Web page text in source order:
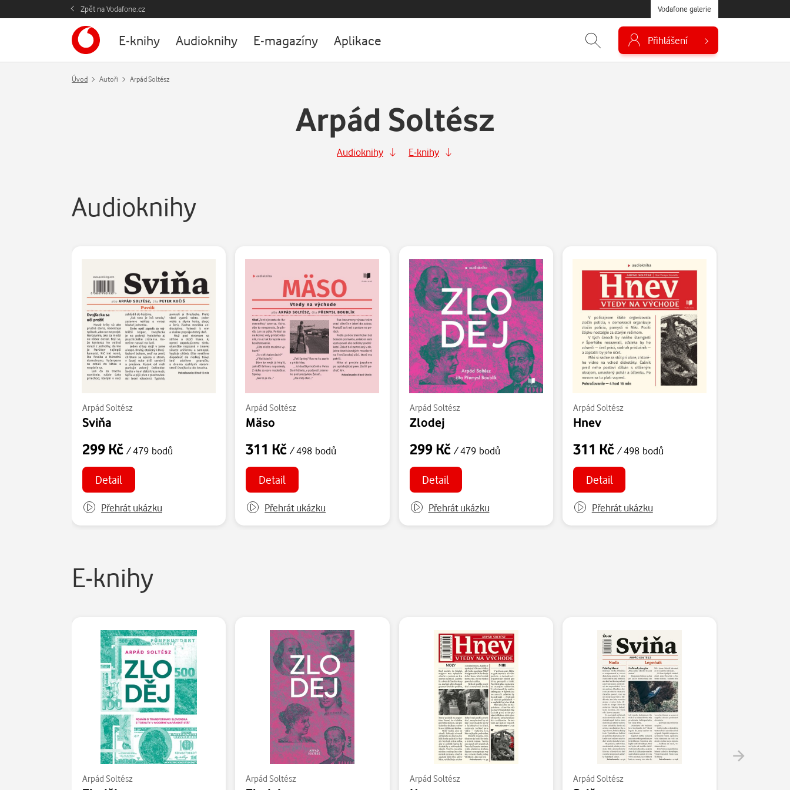
Zpět na Vodafone.cz Vodafone galerie
E-knihy Audioknihy E-magazíny Aplikace Přihlášení
Úvod Autoři Arpád Soltész
Arpád Soltész
Audioknihy E-knihy
Audioknihy
Arpád Soltész
Sviňa
299 Kč / 479 bodů
Detail
Přehrát ukázku
Arpád Soltész
Mäso
311 Kč/ 498 bodů
Detail
Přehrát ukázku
Arpád Soltész
Zlodej
299 Kč / 479 bodů
Detail
Přehrát ukázku
Arpád Soltész
Hnev
311 Kč / 498 bodů
Detail
Přehrát ukázku
E-knihy
Arpád Soltész Arpád Soltész Arpád Soltész Arpád Soltész